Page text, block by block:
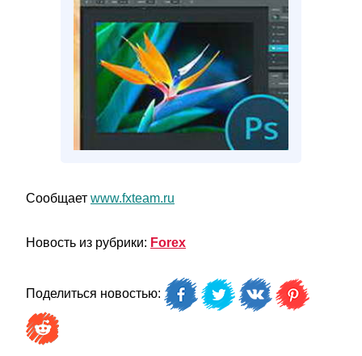
Сообщает www.fxteam.ru
Новость из рубрики: Forex
Поделиться новостью: